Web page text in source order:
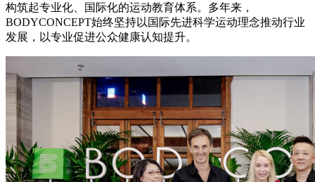
构筑起专业化、国际化的运动教育体系。多年来，
BODYCONCEPT始终坚持以国际先进科学运动理念推动行业
发展，以专业促进公众健康认知提升。